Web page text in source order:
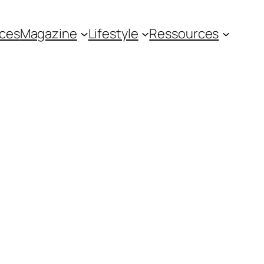
Magazine Lifestyle Ressources